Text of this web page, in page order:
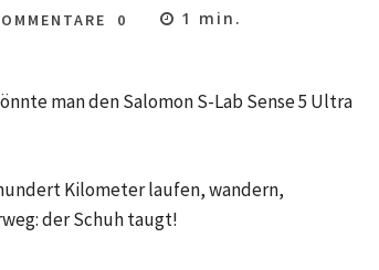
0 1 min.
man den Salomon S-Lab Sense 5 Ultra
Kilometer laufen, wandern,
der Schuh taugt!